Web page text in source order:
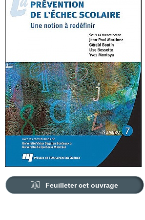
Feuilleter cet ouvrage